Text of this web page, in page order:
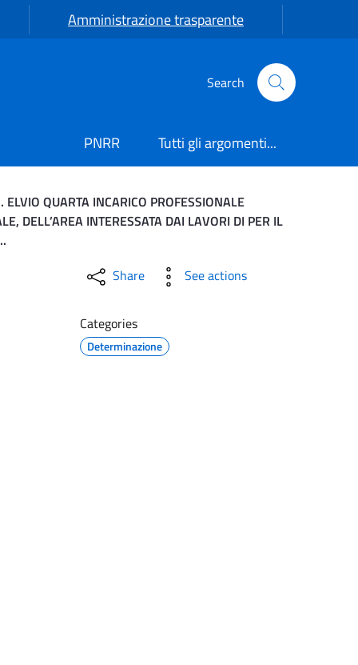
Amministrazione trasparente
Search
PNRR Tutti gli argomenti...
QUARTA INCARICO PROFESSIONALE
DELL’AREA INTERESSATA DAI LAVORI DI PER IL
PROCEDURA
Share See actions
Categories
Determinazione